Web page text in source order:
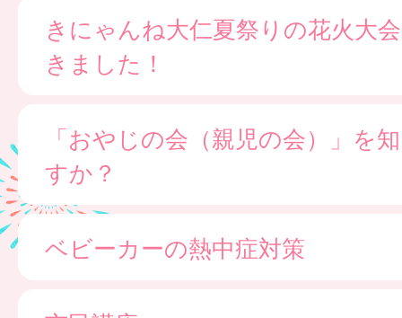
きにゃんね大仁夏祭りの花火大
きました！
「おやじの会（親児の会）」を
すか？
ベビーカーの熱中症対策